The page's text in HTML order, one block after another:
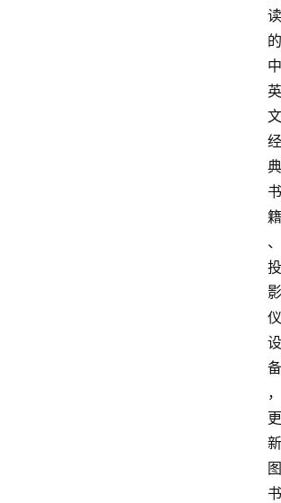
读
的
中
英
文
经
典
书
籍
、
投
影
仪
设
备
，
更
新
图
书